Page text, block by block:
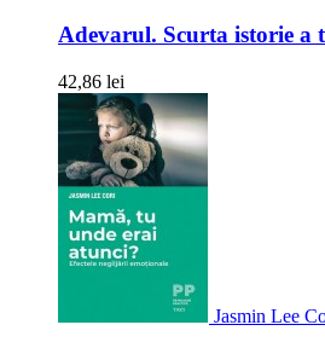
Adevarul. Scurta istorie a
42,86 lei
Jasmin Lee